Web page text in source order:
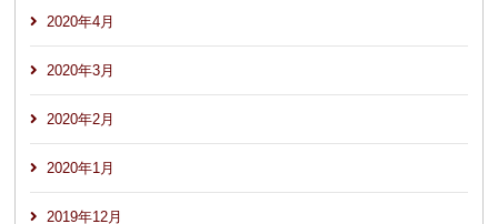
2020年4月
2020年3月
2020年2月
2020年1月
2019年12月